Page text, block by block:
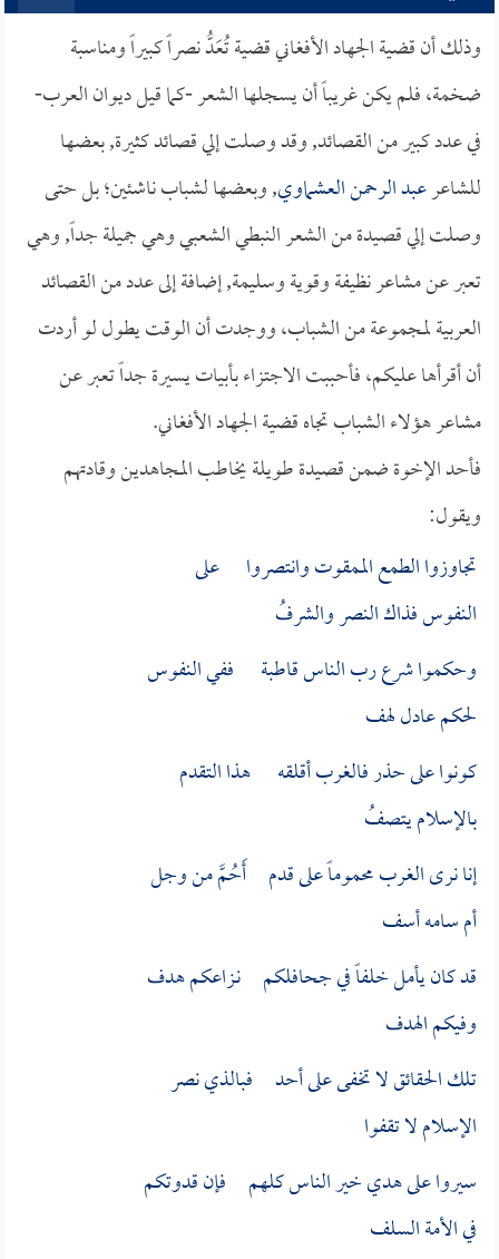
وذلك أن قضية الجهاد الأفغاني قضية تُعَدُّ نصراً كبيراً ومناسبة
ضخمة، فلم يكن غريباً أن يسجلها الشعر -كما قيل ديوان العرب-
في عدد كبير من القصائد, وقد وصلت إلي قصائد كثيرة, بعضها
للشاعرعبد الرحمن العشماوي, وبعضها لشباب ناشئين؛ بل حتى
وصلت إلي قصيدة من الشعر النبطي الشعبي وهي جميلة جداً, وهي
تعبر عن مشاعر نظيفة وقوية وسليمة, إضافة إلى عدد من القصائد
العربية لمجموعة من الشباب، ووجدت أن الوقت يطول لو أردت
أن أقرأها عليكم، فأحببت الاجتزاء بأبيات يسيرة جداً تعبر عن
مشاعر هؤلاء الشباب تجاه قضية الجهاد الأفغاني.
فأحد الإخوة ضمن قصيدة طويلة يخاطب المجاهدين وقادتهم
ويقول:
تجاوزوا الطمع الممقوت وانتصروا على
النفوس فذاك النصر والشرفُ
وحكموا شرع رب الناس قاطبة ففي النفوس
لحكم عادل لهف
كونوا على حذر فالغرب أقلقه هذا التقدم
بالإسلام يتصفُ
إنا نرى الغرب محموماً على قدم أَحُمَّ من وجل
أم سامه أسف
قد كان يأمل خلفاً في جحافلكم نـزاعكم هدف
وفيكم الهدف
تلك الحقائق لا تخفى على أحد فبالذي نصر
الإسلام لا تقفوا
سيروا على هدي خير الناس كلهم فإن قدوتكم
في الأمةالسلف